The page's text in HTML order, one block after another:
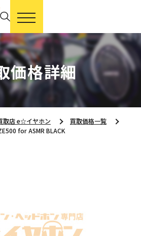
価格詳細
取店 e☆イヤホン
買取価格一覧
for ASMR BLACK